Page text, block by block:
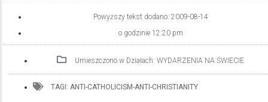
Powyższy tekst dodano: 2009-08-14
o godzinie 12:20 pm
Umieszczono w Działach: WYDARZENIA NA ŚWIECIE
TAGI: ANTI-CATHOLICISM-ANTI-CHRISTIANITY